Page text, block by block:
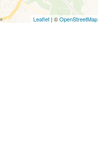
Leaflet | ©OpenStreetMap